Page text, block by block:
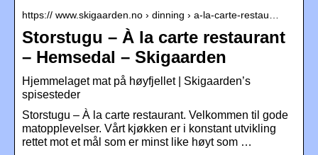
https:// www.skigaarden.no › dinning › a-la-carte-restau…
Storstugu – À la carte restaurant
– Hemsedal – Skigaarden
Hjemmelaget mat på høyfjellet | Skigaarden’s
spisesteder
Storstugu – À la carte restaurant. Velkommen til gode
matopplevelser. Vårt kjøkken er i konstant utvikling
rettet mot et mål som er minst like høyt som …